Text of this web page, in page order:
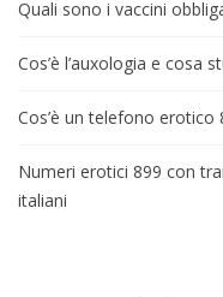
Quali sono i vaccini
Cos’è l’auxologia e cosa
Cos’è un telefono erotico
Numeri erotici 899 con
italiani